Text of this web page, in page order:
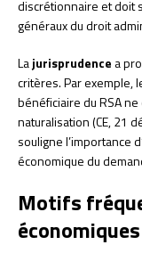
discrétionnaire et doit
généraux du droit
Lajurisprudence a
critères. Par exemple,
bénéficiaire du RSA
naturalisation (CE, 21
souligne l’importance
économique du
Motifs
économiques